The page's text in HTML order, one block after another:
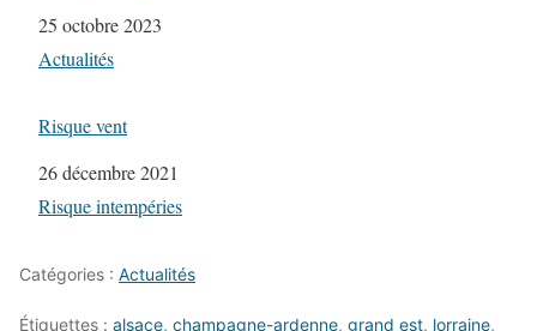
Date
25 octobre 2023
Par rapport à
Actualités
Risque vent
Date
26 décembre 2021
Par rapport à
Risque intempéries
Catégories : Actualités
Étiquettes : alsace, champagne-ardenne, grand est, lorraine,